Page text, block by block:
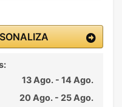
13 Ago. - 14 Ago.
20 Ago. - 25 Ago.